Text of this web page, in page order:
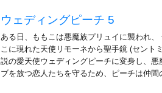
ウェディングピーチ 5
ある日、ももこは悪魔族プリュイに襲われ
こに現れた天使リモーネから聖手鏡 (セント
説の愛天使ウェディングピーチに変身し、
ブを放つ恋人たちを守るため、ピーチは仲